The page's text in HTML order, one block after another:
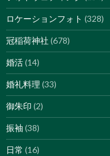
ロケーションフォト (328)
冠稲荷神社 (678)
婚活(14)
婚礼料理 (33)
御朱印 (2)
振袖 (38)
日常 (16)